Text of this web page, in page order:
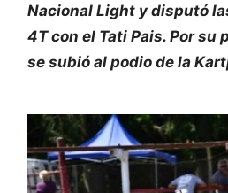
Nacional Light y disputó
4T con el Tati Pais. Por su
se subió al podio de la